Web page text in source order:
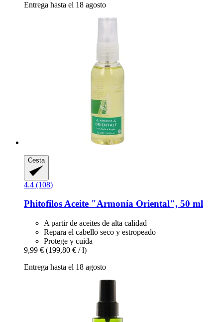
Entrega hasta el 18 agosto
Cesta
4.4 (108)
PhitofilosAceite "Armonía Oriental", 50 ml
A partir de aceites de alta calidad
Repara el cabello seco y estropeado
Protege y cuida
9,99 € (199,80 € / l)
Entrega hasta el 18 agosto